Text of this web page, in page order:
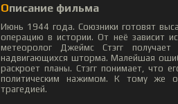
Описание фильма
Июнь 1944 года. Союзники готовят
операцию в истории. От неё зависит
метеоролог Джеймс Стэгг
надвигающихся шторма. Малейшая
раскроет планы. Стэгг понимает, что
политическим нажимом. К тому же
трагедией.